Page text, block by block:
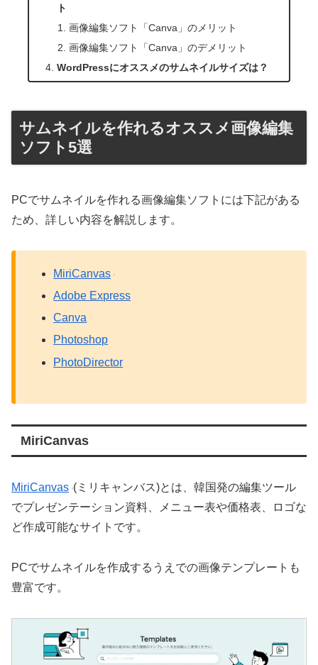
ト
画像編集ソフト「Canva」のメリット
画像編集ソフト「Canva」のデメリット
WordPressにオススメのサムネイルサイズは？
サムネイルを作れるオススメ画像編集
ソフト5選
PCでサムネイルを作れる画像編集ソフトには下記がある
ため、詳しい内容を解説します。
MiriCanvas
Adobe Express
Canva
Photoshop
PhotoDirector
MiriCanvas
MiriCanvas (ミリキャンバス)とは、韓国発の編集ツール
でプレゼンテーション資料、メニュー表や価格表、ロゴな
ど作成可能なサイトです。
PCでサムネイルを作成するうえでの画像テンプレートも
豊富です。